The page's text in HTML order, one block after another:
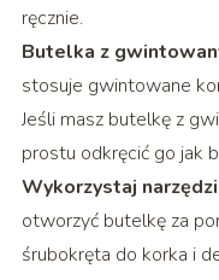
ręcznie.
Butelka z
stosuje gwintowane
Jeśli masz butelkę z
prostu odkręcić go jak
Wykorzystaj
otworzyć butelkę za
śrubokręta do korka i